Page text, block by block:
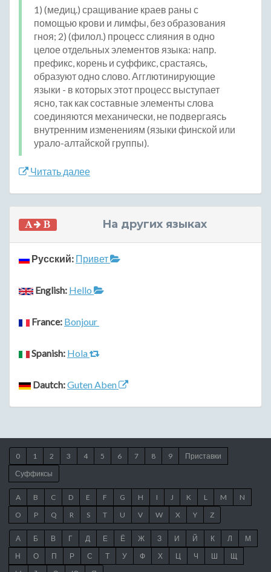
1) (медиц.) сращивание краев раны с
помощью крови и лимфы, без образования
гноя; 2) (филол.) процесс слияния в одно
целое отдельных элементов языка: напр.
префикс, корень и суффикс, срастаясь,
образуют одно слово. Агглютинирующие
языки - в которых этот процесс выступает
ясно, так как составные элементы слова
соединяются механически, не подвергаясь
внутренним изменениям (языки финской или
урало-алтайской группы).
Читать далее
На других языках
Русский: Привет
English: Hello
France: Bonjour
Spanish: Hola
Dautch:Guten Aben
0 1 2 3 4 5 6 7 8 9
Приставки
Суффиксы
A B C D E F G H I J K L M
N
O
P Q R S T U V W X Y Z
А Б В Г Д Е Ё Ж З И Й К Л
М
Н
О П Р С Т У Ф Х Ц Ч Ш
Щ